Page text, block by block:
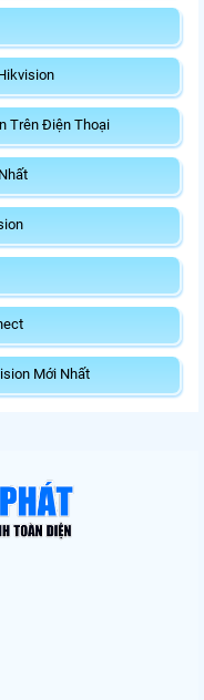
Trên Điện Thoại
Mới Nhất